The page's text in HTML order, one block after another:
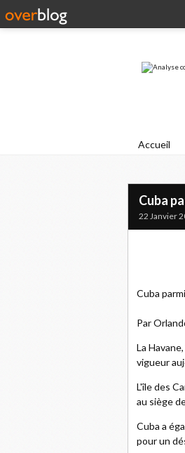
Accueil
Cuba
22 Janvier
Cuba
Par
La
vigueur
L'île des
au siège
Cuba a
pour un